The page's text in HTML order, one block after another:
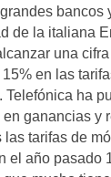
de la italiana
una
en las
ha
ganancias
tarifas de
el año